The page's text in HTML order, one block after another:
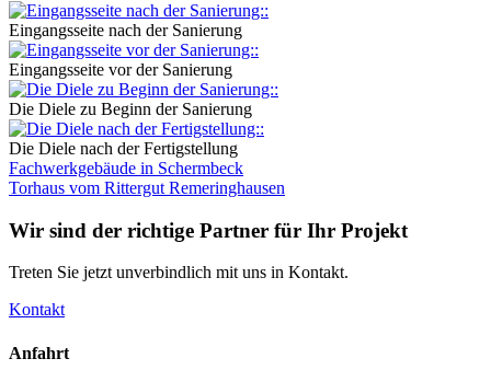
Eingangsseite nach der Sanierung
Eingangsseite vor der Sanierung
Die Diele zu Beginn der Sanierung
Die Diele nach der Fertigstellung
Fachwerkgebäude in Schermbeck
Torhaus vom Rittergut Remeringhausen
Wir sind der richtige Partner für Ihr Projekt
Treten Sie jetzt unverbindlich mit uns in Kontakt.
Kontakt
Anfahrt